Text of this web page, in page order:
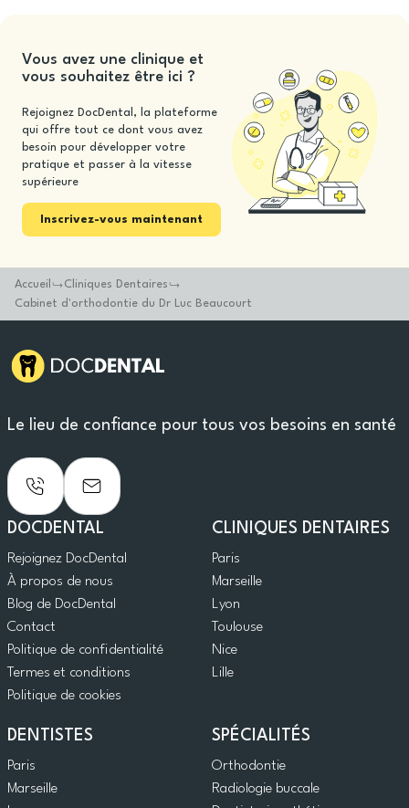
Vous avez une clinique et
vous souhaitez être ici ?
Rejoignez DocDental, la plateforme
qui offre tout ce dont vous avez
besoin pour développer votre
pratique et passer à la vitesse
supérieure
Inscrivez-vous maintenant
Accueil
Cliniques Dentaires
Cabinet d'orthodontie du Dr Luc Beaucourt
Le lieu de confiance pour tous vos besoins en santé
DOCDENTAL
Rejoignez DocDental
À propos de nous
Blog de DocDental
Contact
Politique de confidentialité
Termes et conditions
Politique de cookies
CLINIQUES DENTAIRES
Paris
Marseille
Lyon
Toulouse
Nice
Lille
DENTISTES
Paris
Marseille
SPÉCIALITÉS
Orthodontie
Radiologie buccale